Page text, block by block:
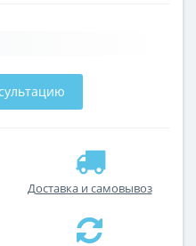
Доставка и самовывоз